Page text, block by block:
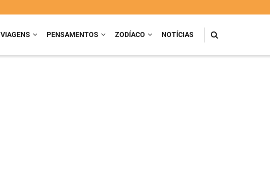
VIAGENS PENSAMENTOS ZODÍACO NOTÍCIAS